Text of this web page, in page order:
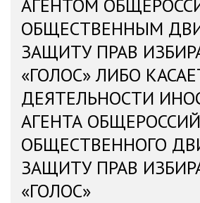
АГЕНТОМ
ОБЩЕСТВЕННЫМ
ЗАЩИТУ ПРАВ
«ГОЛОС» ЛИБО
ДЕЯТЕЛЬНОСТИ
АГЕНТА
ОБЩЕСТВЕННОГО
ЗАЩИТУ ПРАВ
«ГОЛОС»